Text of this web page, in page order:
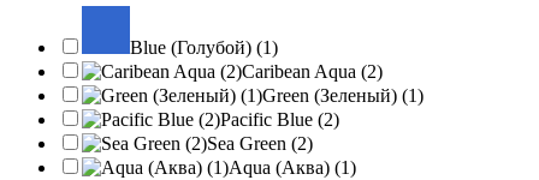
Blue (Голубой) (1)
Caribean Aqua (2)
Green (Зеленый) (1)
Pacific Blue (2)
Sea Green (2)
Aqua (Аква) (1)